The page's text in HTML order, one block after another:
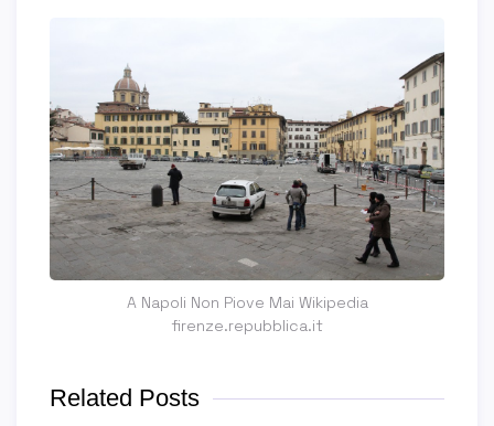
A Napoli Non Piove Mai Wikipedia
firenze.repubblica.it
Related Posts